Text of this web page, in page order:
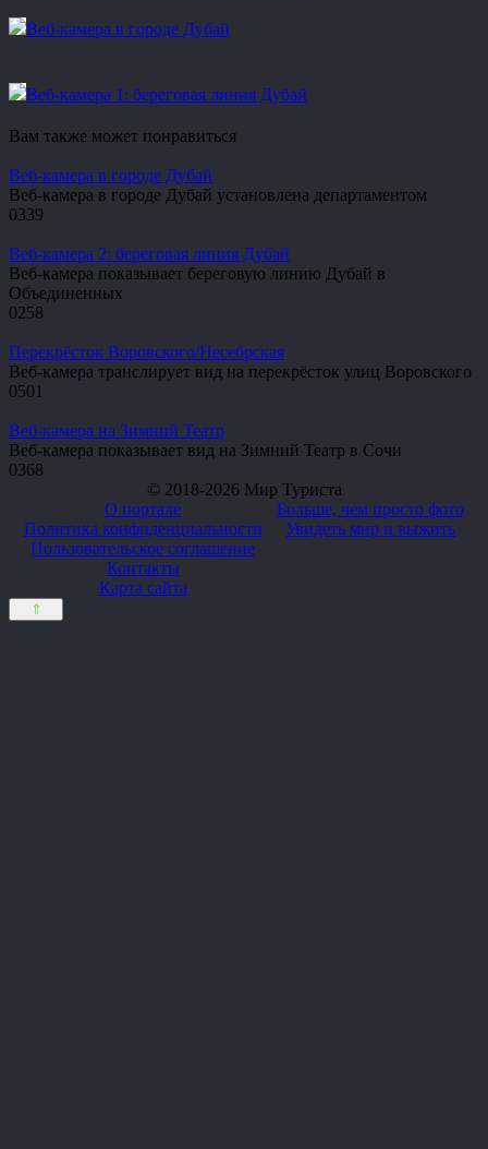
Веб-камера в городе Дубай
Веб-камера 1: береговая линия Дубай
Вам также может понравиться
Веб-камера в городе Дубай
Веб-камера в городе Дубай установлена департаментом
0339
Веб-камера 2: береговая линия Дубай
Веб-камера показывает береговую линию Дубай в
Объединенных
0258
Перекрёсток Воровского/Несебрская
Веб-камера транслирует вид на перекрёсток улиц Воровского
0501
Веб-камера на Зимний Театр
Веб-камера показывает вид на Зимний Театр в Сочи
0368
© 2018-2026 Мир Туриста
О портале
Политика конфиденциальности
Пользовательское соглашение
Контакты
Карта сайта
Больше, чем просто фото
Увидеть мир и выжить